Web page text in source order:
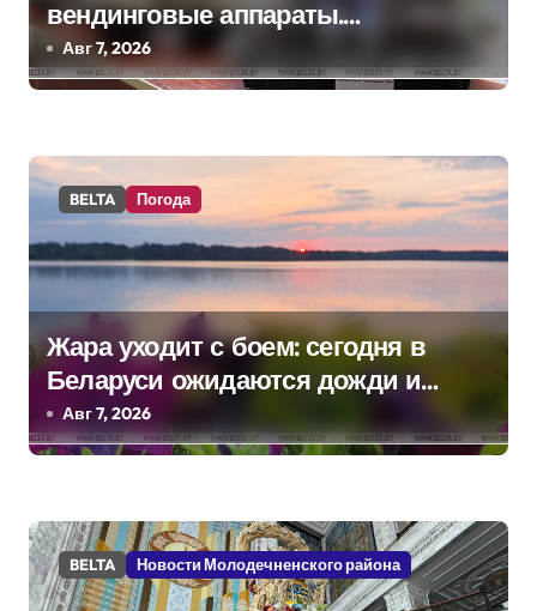
п
о
а
и
с
я
м
вендинговые аппараты.
Минобразования об изменениях в
школьном питании
Авг 7, 2026
BELTA Погода
Жара уходит с боем: сегодня в
Беларуси ожидаются дожди и
грозы
Авг 7, 2026
BELTA Новости Молодечненского района